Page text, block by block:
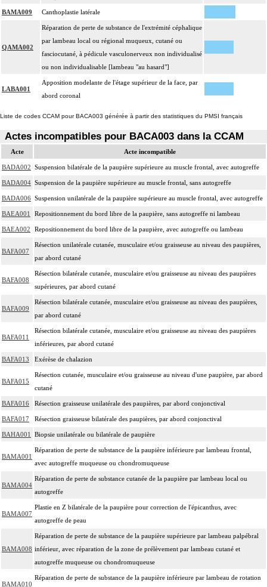
BAMA009 Canthoplastie latérale
QAMA002
Réparation de perte de substance de l'extrémité céphalique
par lambeau local ou régional muqueux, cutané ou
fasciocutané, à pédicule vasculonerveux non individualisé
ou non individualisable [lambeau "au hasard"]
LABA001
Apposition modelante de l'étage supérieur de la face, par
abord coronal
Liste de codes CCAM pour BACA003 générée à partir des statistiques du PMSI français
Actes incompatibles pour BACA003 dans la CCAM
Acte Acte incompatible
BADA002 Suspension bilatérale de la paupière supérieure au muscle frontal, avec autogreffe
BADA004 Suspension de la paupière supérieure au muscle frontal, sans autogreffe
BADA006 Suspension unilatérale de la paupière supérieure au muscle frontal, avec autogreffe
BAEA001 Repositionnement du bord libre de la paupière, sans autogreffe ni lambeau
BAEA002 Repositionnement du bord libre de la paupière, avec autogreffe ou lambeau
BAFA007
Résection unilatérale cutanée, musculaire et/ou graisseuse au niveau des paupières,
par abord cutané
BAFA008
Résection bilatérale cutanée, musculaire et/ou graisseuse au niveau des paupières
supérieures, par abord cutané
BAFA009
Résection bilatérale cutanée, musculaire et/ou graisseuse au niveau des paupières,
par abord cutané
BAFA011
Résection bilatérale cutanée, musculaire et/ou graisseuse au niveau des paupières
inférieures, par abord cutané
BAFA013 Exérèse de chalazion
BAFA015
Résection cutanée, musculaire et/ou graisseuse au niveau d'une paupière, par abord
cutané
BAFA016 Résection graisseuse unilatérale des paupières, par abord conjonctival
BAFA017 Résection graisseuse bilatérale des paupières, par abord conjonctival
BAHA001 Biopsie unilatérale ou bilatérale de paupière
BAMA001
Réparation de perte de substance de la paupière inférieure par lambeau frontal,
avec autogreffe muqueuse ou chondromuqueuse
BAMA004
Réparation de perte de substance cutanée de la paupière par lambeau local ou
autogreffe
BAMA007
Plastie en Z bilatérale de la paupière pour correction de l'épicanthus, avec
autogreffe de peau
BAMA008
Réparation de perte de substance de la paupière supérieure par lambeau palpébral
inférieur, avec réparation de la zone de prélèvement par lambeau cutané et
autogreffe muqueuse ou chondromuqueuse
BAMA010
Réparation de perte de substance de la paupière inférieure par lambeau de rotation